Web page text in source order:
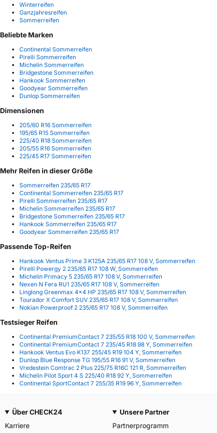
Winterreifen
Ganzjahresreifen
Sommerreifen
Beliebte Marken
Continental Sommerreifen
Pirelli Sommerreifen
Michelin Sommerreifen
Bridgestone Sommerreifen
Hankook Sommerreifen
Goodyear Sommerreifen
Dunlop Sommerreifen
Dimensionen
205/60 R16 Sommerreifen
195/65 R15 Sommerreifen
225/40 R18 Sommerreifen
205/55 R16 Sommerreifen
225/45 R17 Sommerreifen
Mehr Reifen in dieser Größe
Sommerreifen 235/65 R17
Continental Sommerreifen 235/65 R17
Pirelli Sommerreifen 235/65 R17
Michelin Sommerreifen 235/65 R17
Bridgestone Sommerreifen 235/65 R17
Hankook Sommerreifen 235/65 R17
Goodyear Sommerreifen 235/65 R17
Passende Top-Reifen
Hankook Ventus Prime 3 K125A 235/65 R17 108 V, Sommerreifen
Pirelli Powergy 2 235/65 R17 108 W, Sommerreifen
Michelin Primacy 5 235/65 R17 108 V, Sommerreifen
Nexen N Fera RU1 235/65 R17 108 V, Sommerreifen
Linglong Greenmax 4x4 HP 235/65 R17 108 V, Sommerreifen
Tourador X Comfort SUV 235/65 R17 108 V, Sommerreifen
Nokian Powerproof 2 235/65 R17 108 V, Sommerreifen
Testsieger Reifen
Continental PremiumContact 7 235/55 R18 100 V, Sommerreifen
Continental PremiumContact 7 235/45 R18 98 Y, Sommerreifen
Hankook Ventus Evo K137 255/45 R19 104 Y, Sommerreifen
Dunlop Blue Response TG 195/55 R16 91 V, Sommerreifen
Vredestein Comtrac 2 Plus 225/75 R16C 121 R, Sommerreifen
Michelin Pilot Sport 4 S 225/40 R18 92 Y, Sommerreifen
Continental SportContact 7 255/35 R19 96 Y, Sommerreifen
Über CHECK24
Karriere
Unsere Partner
Partnerprogramm